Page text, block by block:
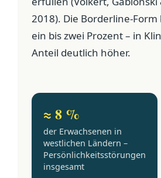
2018). Die Borderline-
ein bis zwei Prozent – in
Anteil deutlich höher.
≈ 8 %
der Erwachsenen in
westlichen Ländern –
Persönlichkeitsstörungen
insgesamt